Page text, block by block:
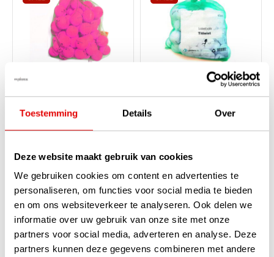
Toestemming Details Over
Deze website maakt gebruik van cookies
We gebruiken cookies om content en advertenties te
personaliseren, om functies voor social media te bieden
en om ons websiteverkeer te analyseren. Ook delen we
informatie over uw gebruik van onze site met onze
partners voor social media, adverteren en analyse. Deze
partners kunnen deze gegevens combineren met andere
DuoSoft+ Optix Rosa - 50
Diese Wilson Duo Soft+
sind von AAAA-Qualität und in
Packungen zu 50 Stück
erhältlich. Diese Bälle weisen
keine Ge... weiterlesen
€109,00
Verschiedene Typen - 50
Diese Titleist Lakeballs sind von
verpackt. Bevorzugen Sie
günstigere, gebrauchte
Lakebal...weiterlesen
€79,00